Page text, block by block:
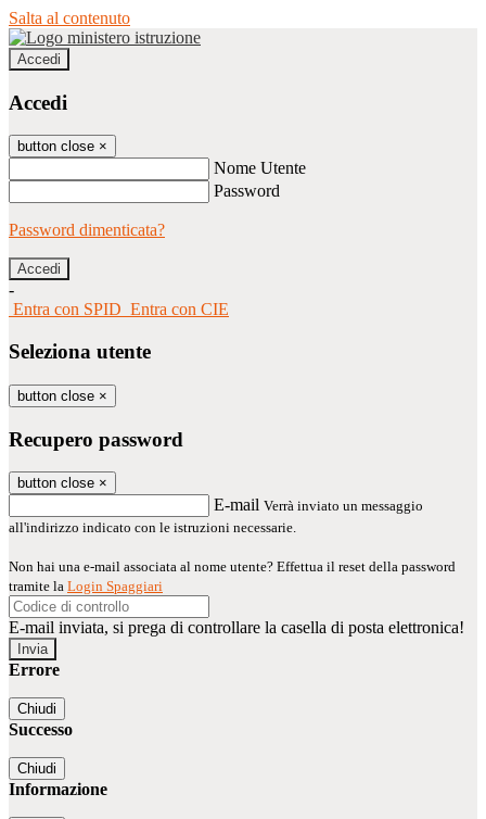
Salta al contenuto
Accedi
Accedi
button close ×
Nome Utente
Password
Password dimenticata?
-
Entra con SPID Entra con CIE
Seleziona utente
button close ×
Recupero password
button close ×
E-mail Verrà inviato un messaggio
all'indirizzo indicato con le istruzioni necessarie.
Non hai una e-mail associata al nome utente? Effettua il reset della password
tramite la Login Spaggiari
E-mail inviata, si prega di controllare la casella di posta elettronica!
Errore
Chiudi
Successo
Chiudi
Informazione